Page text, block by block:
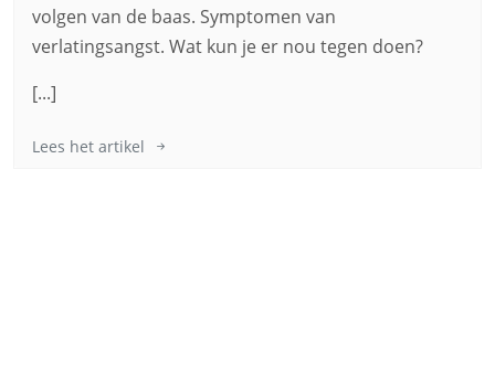
volgen van de baas. Symptomen van
verlatingsangst. Wat kun je er nou tegen doen?
[...]
Lees het artikel